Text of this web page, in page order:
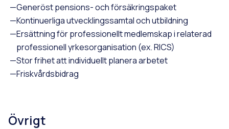
Generöst pensions- och försäkringspaket
Kontinuerliga utvecklingssamtal och utbildning
Ersättning för professionellt medlemskap i relaterad
professionell yrkesorganisation (ex. RICS)
Stor frihet att individuellt planera arbetet
Friskvårdsbidrag
Övrigt